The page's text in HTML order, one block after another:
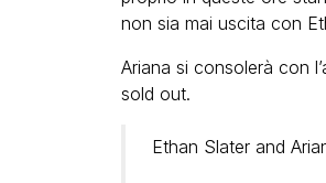
non sia mai uscita con
Ariana si consolerà con
sold out.
Ethan Slater and